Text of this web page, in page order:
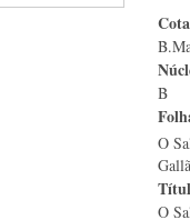
B
O
O